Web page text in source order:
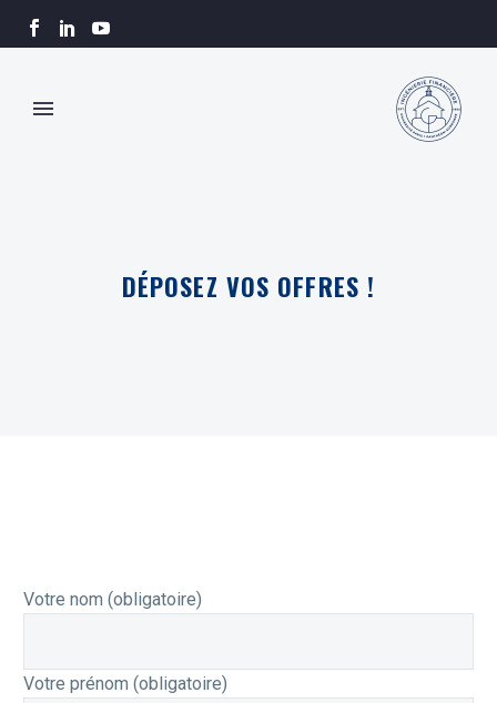
DÉPOSEZ VOS OFFRES !
Votre nom (obligatoire)
Votre prénom (obligatoire)